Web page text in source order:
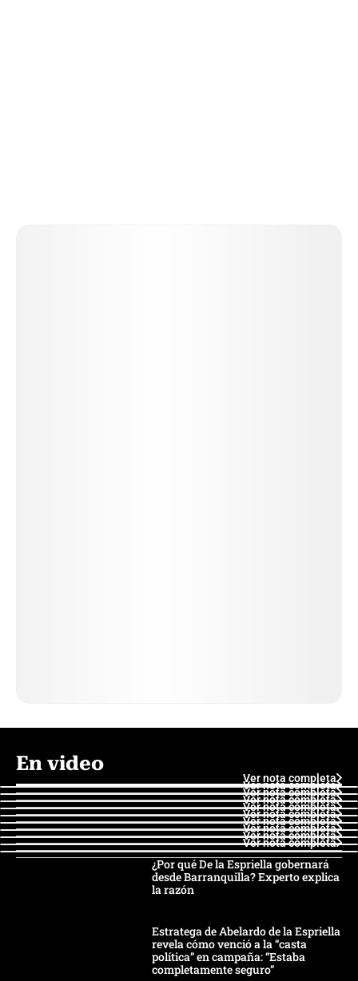
En video
Ver nota completa
Ver nota completa
Ver nota completa
Ver nota completa
Ver nota completa
Ver nota completa
Ver nota completa
Ver nota completa
Ver nota completa
Ver nota completa
¿Por qué De la Espriella gobernará
desde Barranquilla? Experto explica
la razón
Estratega de Abelardo de la Espriella
revela cómo venció a la “casta
política” en campaña: “Estaba
completamente seguro”